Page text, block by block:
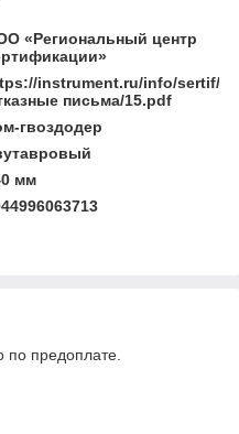
«Региональный центр
instrument.ru/info/sertif/
письма/15.pdf
гвоздодер
мм
по предоплате.